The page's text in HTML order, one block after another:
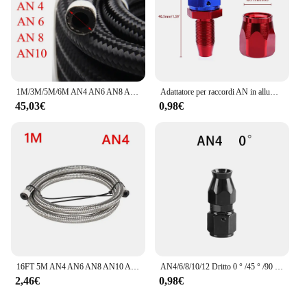
1M/3M/5M/6M AN4 AN6 AN8 AN10 tubo del carburante tubo flessibile del radiatore del Gas dell'olio tubo tubo in Nylon acciaio inossidabile intrecciato all'interno in gomma CPE
45,03€
Adattatore per raccordi AN in alluminio Olio combustibile Raccordo riutilizzabile Estremità del tubo flessibile 0/45/90/180 gradi AN4/6/8/10/12 Tubo flessibile carburante/girevole
0,98€
16FT 5M AN4 AN6 AN8 AN10 AN12 tubo flessibile del carburante dell'olio tubo flessibile del radiatore del Gas dell'olio tubo tubo in Nylon acciaio inossidabile intrecciato all'interno in gomma CPE
2,46€
AN4/6/8/10/12 Dritto 0 ° /45 ° /90 ° /120 ° /180 ° Kit adattatore per tubo flessibile olio combustibile girevole grado PTFE nero
0,98€